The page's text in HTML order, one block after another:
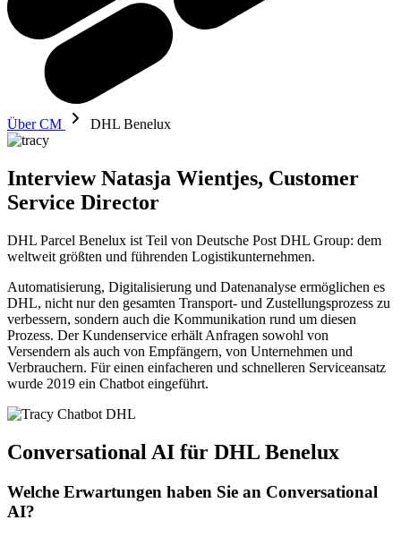
Über CM DHL Benelux
Interview Natasja Wientjes, Customer
Service Director
DHL Parcel Benelux ist Teil von Deutsche Post DHL Group: dem
weltweit größten und führenden Logistikunternehmen.
Automatisierung, Digitalisierung und Datenanalyse ermöglichen es
DHL, nicht nur den gesamten Transport- und Zustellungsprozess zu
verbessern, sondern auch die Kommunikation rund um diesen
Prozess. Der Kundenservice erhält Anfragen sowohl von
Versendern als auch von Empfängern, von Unternehmen und
Verbrauchern. Für einen einfacheren und schnelleren Serviceansatz
wurde 2019 ein Chatbot eingeführt.
Conversational AI für DHL Benelux
Welche Erwartungen haben Sie an Conversational
AI?